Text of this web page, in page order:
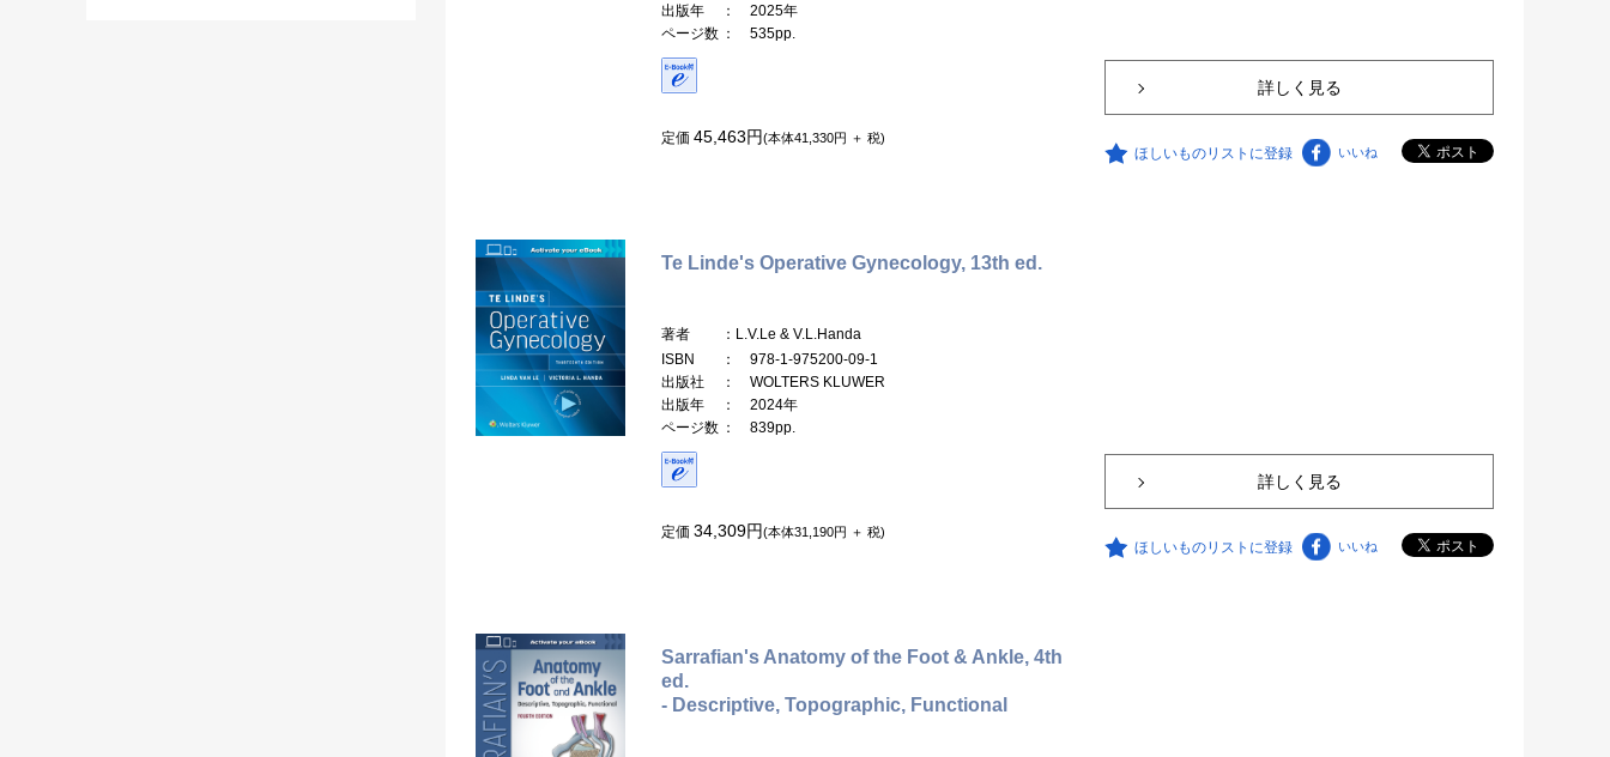
出版年
： 2025年
ページ数 ： 535pp.
定価 45,463円(本体41,330円 ＋ 税)
詳しく見る
ほしいものリストに登録 いいね
Te Linde's Operative Gynecology, 13th ed.
著者
：L.V.Le & V.L.Handa
ISBN
： 978-1-975200-09-1
出版社
： WOLTERS KLUWER
出版年
： 2024年
ページ数 ： 839pp.
定価 34,309円(本体31,190円 ＋ 税)
詳しく見る
ほしいものリストに登録 いいね
Sarrafian's Anatomy of the Foot & Ankle, 4th
ed.
- Descriptive, Topographic, Functional